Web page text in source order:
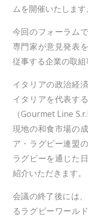
ムを開催いたします。
今回のフォーラム
専門家が意見発表
従事する企業の取組
イタリアの政治経
イタリアを代表す
（Gourmet Line
現地の和食市場の
ア・ラグビー連盟
ラグビーを通じた
紹介いただきます。
会議の終了後には
るラグビーワール